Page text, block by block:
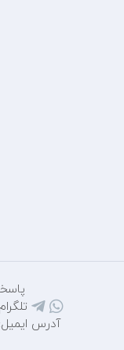
تلگرام
آدرس ایمیل: mihantarh@yahoo.com